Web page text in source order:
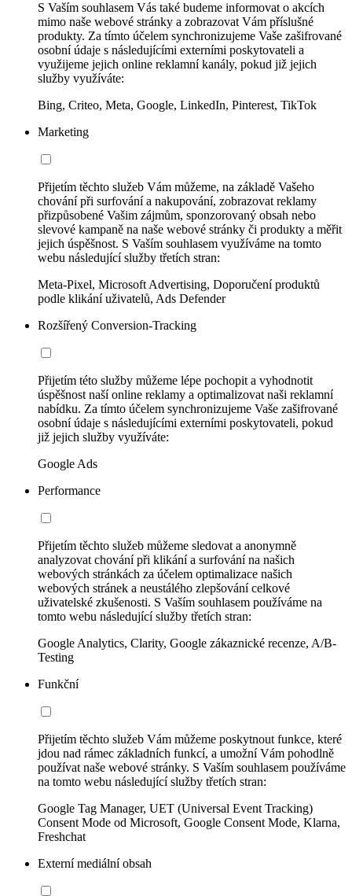
S Vaším souhlasem Vás také budeme informovat o akcích
mimo naše webové stránky a zobrazovat Vám příslušné
produkty. Za tímto účelem synchronizujeme Vaše zašifrované
osobní údaje s následujícími externími poskytovateli a
využijeme jejich online reklamní kanály, pokud již jejich
služby využíváte:
Bing, Criteo, Meta, Google, LinkedIn, Pinterest, TikTok
Marketing
Přijetím těchto služeb Vám můžeme, na základě Vašeho
chování při surfování a nakupování, zobrazovat reklamy
přizpůsobené Vašim zájmům, sponzorovaný obsah nebo
slevové kampaně na naše webové stránky či produkty a měřit
jejich úspěšnost. S Vaším souhlasem využíváme na tomto
webu následující služby třetích stran:
Meta-Pixel, Microsoft Advertising, Doporučení produktů
podle klikání uživatelů, Ads Defender
Rozšířený Conversion-Tracking
Přijetím této služby můžeme lépe pochopit a vyhodnotit
úspěšnost naší online reklamy a optimalizovat naši reklamní
nabídku. Za tímto účelem synchronizujeme Vaše zašifrované
osobní údaje s následujícími externími poskytovateli, pokud
již jejich služby využíváte:
Google Ads
Performance
Přijetím těchto služeb můžeme sledovat a anonymně
analyzovat chování při klikání a surfování na našich
webových stránkách za účelem optimalizace našich
webových stránek a neustálého zlepšování celkové
uživatelské zkušenosti. S Vaším souhlasem používáme na
tomto webu následující služby třetích stran:
Google Analytics, Clarity, Google zákaznické recenze, A/B-
Testing
Funkční
Přijetím těchto služeb Vám můžeme poskytnout funkce, které
jdou nad rámec základních funkcí, a umožní Vám pohodlně
používat naše webové stránky. S Vaším souhlasem používáme
na tomto webu následující služby třetích stran:
Google Tag Manager, UET (Universal Event Tracking)
Consent Mode od Microsoft, Google Consent Mode, Klarna,
Freshchat
Externí mediální obsah